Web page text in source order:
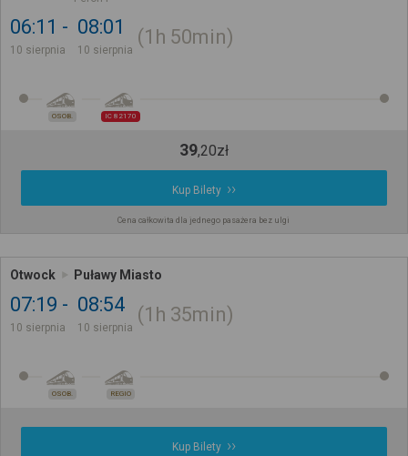
06:11
10 sierpnia
08:01
10 sierpnia
1h 50min
OSOB. IC 82170
39,20zł
Kup Bilety
Cena całkowita dla jednego pasażera bez ulgi
Otwock Puławy Miasto
07:19
10 sierpnia
08:54
10 sierpnia
1h 35min
OSOB. REGIO
Kup Bilety